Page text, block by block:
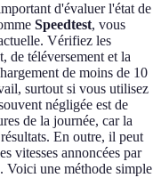
d'évaluer l'état de
Speedtest, vous
Vérifiez les
de téléversement et la
de moins de 10
surtout si vous utilisez
négligée est de
de la journée, car la
En outre, il peut
vitesses annoncées par
Voici une méthode simple